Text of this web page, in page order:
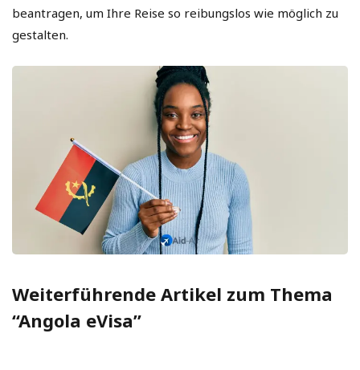
beantragen, um Ihre Reise so reibungslos wie möglich zu
gestalten.
Weiterführende Artikel zum Thema
“Angola eVisa”